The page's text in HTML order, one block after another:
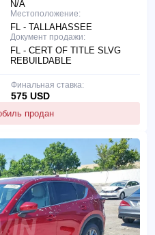
N/A
Местоположение:
FL - TALLAHASSEE
Документ продажи:
FL - CERT OF TITLE SLVG
REBUILDABLE
продан
Финальная ставка:
575 USD